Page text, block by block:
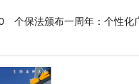
个保法颁布一周年：个性化